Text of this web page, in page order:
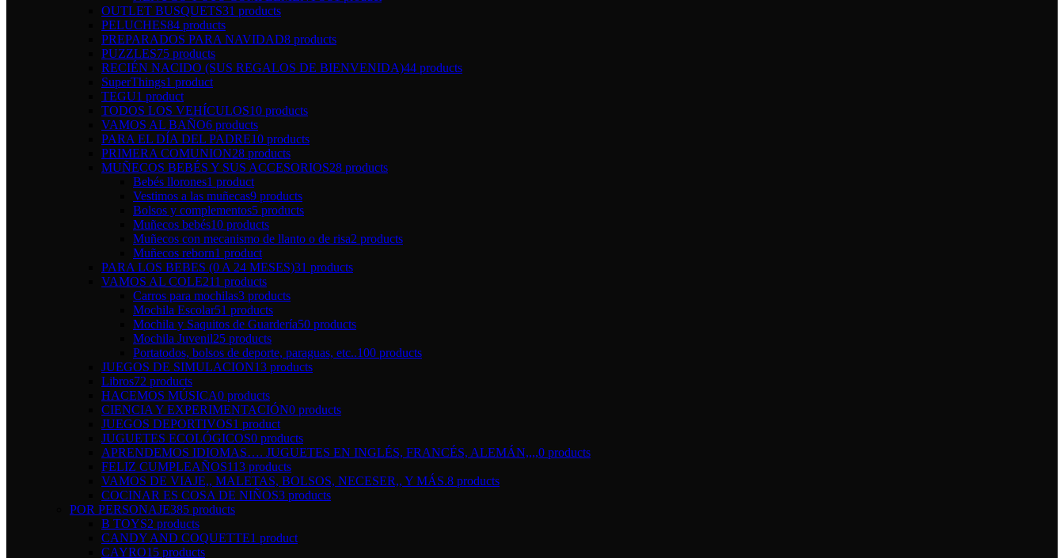
OUTLET BUSQUETS31 products
PELUCHES84 products
PREPARADOS PARA NAVIDAD8 products
PUZZLES75 products
RECIÉN NACIDO (SUS REGALOS DE BIENVENIDA)44 products
SuperThings1 product
TEGU1 product
TODOS LOS VEHÍCULOS10 products
VAMOS AL BAÑO6 products
PARA EL DÍA DEL PADRE10 products
PRIMERA COMUNION28 products
MUÑECOS BEBÉS Y SUS ACCESORIOS28 products
Bebés llorones1 product
Vestimos a las muñecas9 products
Bolsos y complementos5 products
Muñecos bebés10 products
Muñecos con mecanismo de llanto o de risa2 products
Muñecos reborn1 product
PARA LOS BEBES (0 A 24 MESES)31 products
VAMOS AL COLE211 products
Carros para mochilas3 products
Mochila Escolar51 products
Mochila y Saquitos de Guardería50 products
Mochila Juvenil25 products
Portatodos, bolsos de deporte, paraguas, etc..100 products
JUEGOS DE SIMULACION13 products
Libros72 products
HACEMOS MÚSICA0 products
CIENCIA Y EXPERIMENTACIÓN0 products
JUEGOS DEPORTIVOS1 product
JUGUETES ECOLÓGICOS0 products
APRENDEMOS IDIOMAS…. JUGUETES EN INGLÉS, FRANCÉS, ALEMÁN,,,,0 products
FELIZ CUMPLEAÑOS113 products
VAMOS DE VIAJE,, MALETAS, BOLSOS, NECESER,, Y MÁS.8 products
COCINAR ES COSA DE NIÑOS3 products
POR PERSONAJE385 products
B TOYS2 products
CANDY AND COQUETTE1 product
CAYRO15 products